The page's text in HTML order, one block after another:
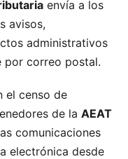
envía a los
avisos,
administrativos
por correo postal.
el censo de
de la AEAT
comunicaciones
electrónica desde